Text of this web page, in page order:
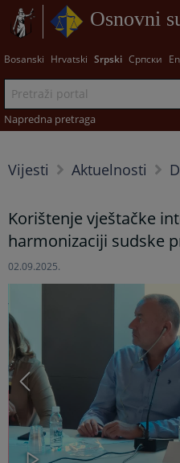
Osnovni
Bosanski Hrvatski Srpski Српски
Napredna pretraga
Vijesti Aktuelnosti
Korištenje vještačke
harmonizaciji sudske
02.09.2025.